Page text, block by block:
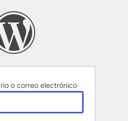
o correo electrónico